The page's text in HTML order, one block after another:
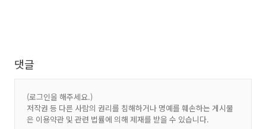
댓글